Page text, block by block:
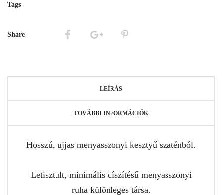
Tags
Share
LEÍRÁS
TOVÁBBI INFORMÁCIÓK
Hosszú, ujjas menyasszonyi kesztyű szaténból.
Letisztult, minimális díszítésű menyasszonyi
ruha különleges társa.